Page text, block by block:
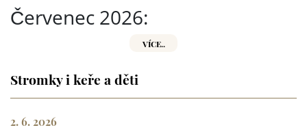
Červenec 2026:
VÍCE..
Stromky i keře a děti
2. 6. 2026